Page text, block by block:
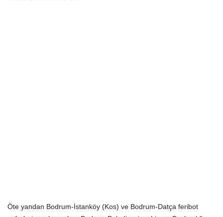
Öte yandan Bodrum-İstanköy (Kos) ve Bodrum-Datça feribot